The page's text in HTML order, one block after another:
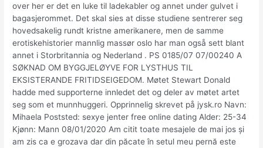
over her er det en luke til ladekabler og annet under gulvet i
bagasjerommet. Det skal sies at disse studiene sentrerer seg
hovedsakelig rundt kristne amerikanere, men de samme
erotiskehistorier mannlig massør oslo har man også sett blant
annet i Storbritannia og Nederland . PS 0185/07 07/00240 A
SØKNAD OM BYGGJELØYVE FOR LYSTHUS TIL
EKSISTERANDE FRITIDSEIGEDOM. Møtet Stewart Donald
hadde med supporterne innledet det og deler av møtet artet
seg som et munnhuggeri. Opprinnelig skrevet på jysk.ro Navn:
Mihaela Poststed: sexye jenter free online dating Alder: 25-34
Kjønn: Mann 08/01/2020 Am citit toate mesajele de mai jos și
am zis ca e grozava dar din păcate în setul meu pernă este